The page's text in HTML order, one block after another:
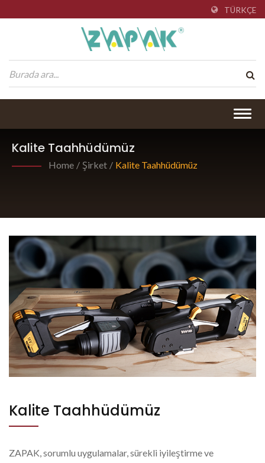
TÜRKÇE
Kalite Taahhüdümüz
Home / Şirket / Kalite Taahhüdümüz
Kalite Taahhüdümüz
ZAPAK, sorumlu uygulamalar, sürekli iyileştirme ve